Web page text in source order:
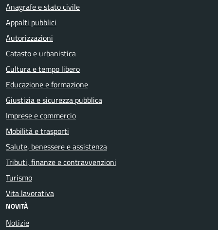
Anagrafe e stato civile
Appalti pubblici
Autorizzazioni
Catasto e urbanistica
Cultura e tempo libero
Educazione e formazione
Giustizia e sicurezza pubblica
Imprese e commercio
Mobilità e trasporti
Salute, benessere e assistenza
Tributi, finanze e contravvenzioni
Turismo
Vita lavorativa
NOVITÀ
Notizie